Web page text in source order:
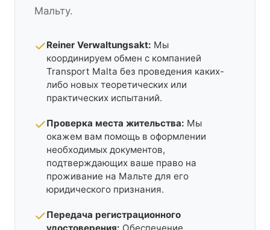
Мальту.
Reiner Verwaltungsakt: Мы
координируем обмен с компанией
Transport Malta без проведения каких-
либо новых теоретических или
практических испытаний.
Проверка места жительства: Мы
окажем вам помощь в оформлении
необходимых документов,
подтверждающих ваше право на
проживание на Мальте для его
юридического признания.
Передача регистрационного